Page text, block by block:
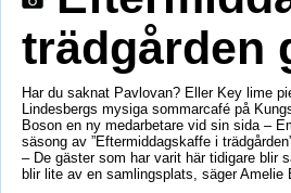
trädgården
Har du saknat Pavlovan? Eller Key lime
Lindesbergs mysiga sommarcafé på
Boson en ny medarbetare vid sin sida –
säsong av ”Eftermiddagskaffe i
– De gäster som har varit här tidigare blir
blir lite av en samlingsplats, säger Amelie